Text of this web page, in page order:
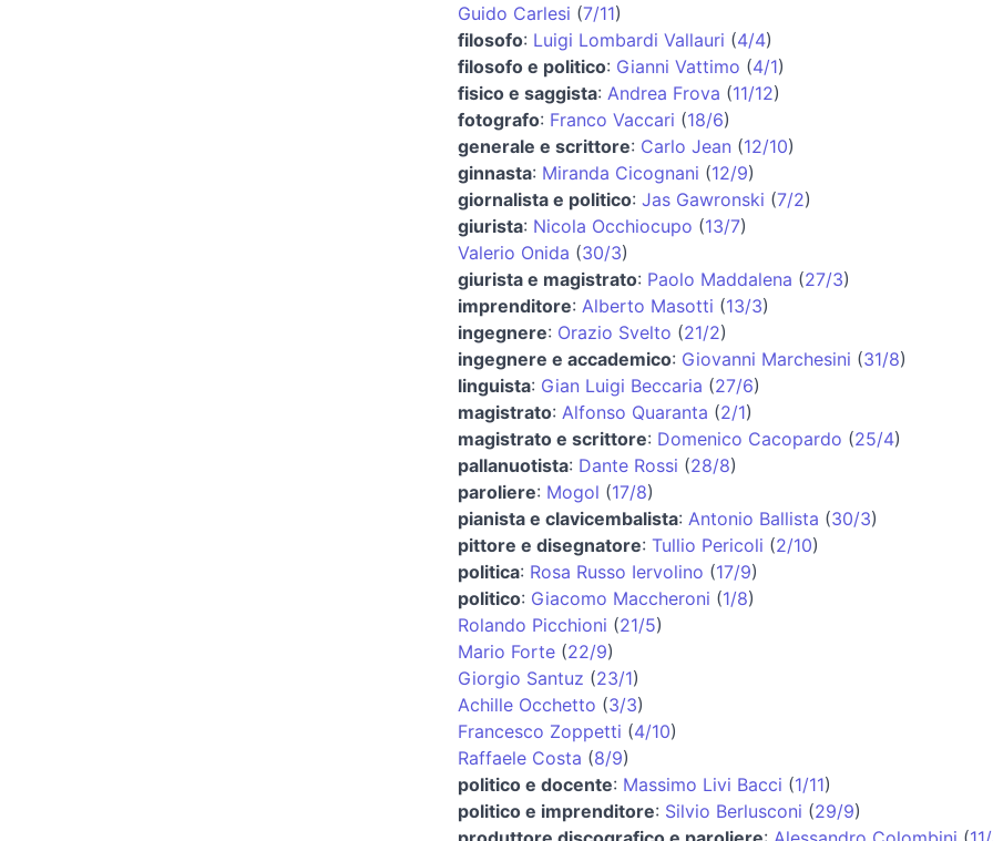
Guido Carlesi (7/11)
filosofo: Luigi Lombardi Vallauri (4/4)
filosofo e politico: Gianni Vattimo (4/1)
fisico e saggista: Andrea Frova (11/12)
fotografo: Franco Vaccari (18/6)
generale e scrittore: Carlo Jean (12/10)
ginnasta: Miranda Cicognani (12/9)
giornalista e politico: Jas Gawronski (7/2)
giurista: Nicola Occhiocupo (13/7)
Valerio Onida (30/3)
giurista e magistrato: Paolo Maddalena (27/3)
imprenditore: Alberto Masotti (13/3)
ingegnere: Orazio Svelto (21/2)
ingegnere e accademico: Giovanni Marchesini (31/8)
linguista: Gian Luigi Beccaria (27/6)
magistrato: Alfonso Quaranta (2/1)
magistrato e scrittore: Domenico Cacopardo (25/4)
pallanuotista: Dante Rossi (28/8)
paroliere: Mogol (17/8)
pianista e clavicembalista: Antonio Ballista (30/3)
pittore e disegnatore: Tullio Pericoli (2/10)
politica: Rosa Russo Iervolino (17/9)
politico: Giacomo Maccheroni (1/8)
Rolando Picchioni (21/5)
Mario Forte (22/9)
Giorgio Santuz (23/1)
Achille Occhetto (3/3)
Francesco Zoppetti (4/10)
Raffaele Costa (8/9)
politico e docente: Massimo Livi Bacci (1/11)
politico e imprenditore: Silvio Berlusconi (29/9)